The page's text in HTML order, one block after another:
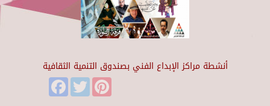
أنشطة مراكز الإبداع الفني بصندوق التنمية الثقافية
FacebookTwitter